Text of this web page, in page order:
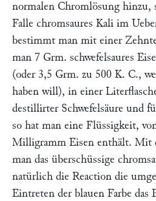
normalen Chromlösung hinzu,
Falle chromsaures Kali im
bestimmt man mit einer
man 7 Grm. schwefelsaures
(oder 3,5 Grm. zu 500 K. C.,
haben will), in einer
destillirter Schwefelsäure und
so hat man eine Flüssigkeit,
Milligramm Eisen enthält. Mit
man das überschüssige
natürlich die Reaction die
Eintreten der blauen Farbe das